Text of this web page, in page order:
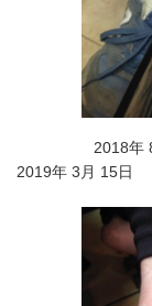
2019年 3月 15日